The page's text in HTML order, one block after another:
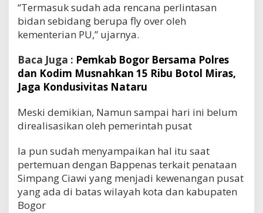
“Termasuk sudah ada rencana perlintasan
bidan sebidang berupa fly over oleh
kementerian PU,” ujarnya.
Baca Juga : Pemkab Bogor Bersama Polres
dan Kodim Musnahkan 15 Ribu Botol Miras,
Jaga Kondusivitas Nataru
Meski demikian, Namun sampai hari ini belum
direalisasikan oleh pemerintah pusat
Ia pun sudah menyampaikan hal itu saat
pertemuan dengan Bappenas terkait penataan
Simpang Ciawi yang menjadi kewenangan pusat
yang ada di batas wilayah kota dan kabupaten
Bogor